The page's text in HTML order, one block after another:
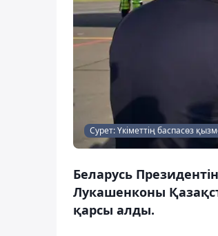
Сурет: Үкіметтің баспасөз
Беларусь
Лукашенконы
қарсы алды.